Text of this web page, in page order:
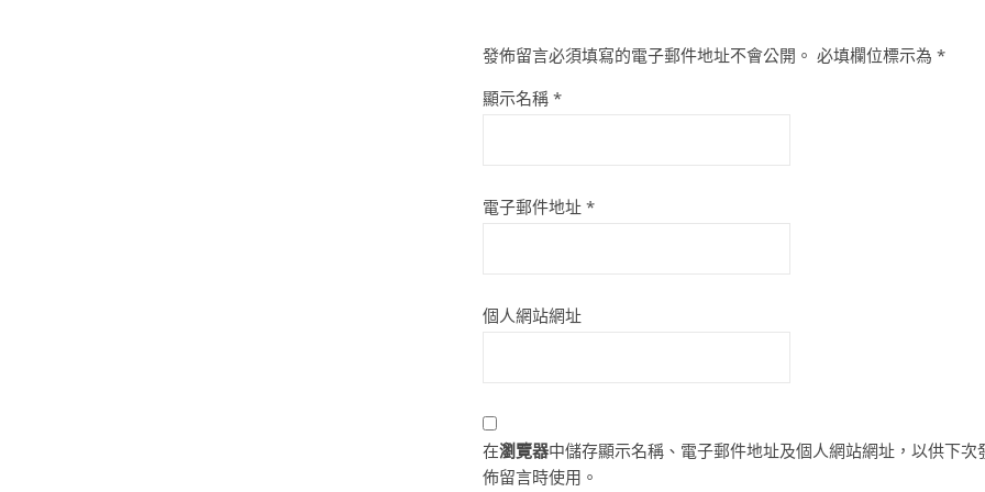
發佈留言必須填寫的電子郵件地址不會公開。 必填欄位標示為 *
顯示名稱 *
電子郵件地址 *
個人網站網址
在瀏覽器中儲存顯示名稱、電子郵件地址及個人網站網址，以供下次
佈留言時使用。